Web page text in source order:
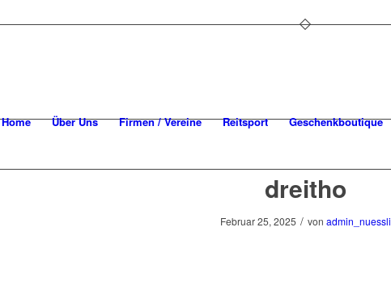
Home Über Uns Firmen / Vereine Reitsport Geschenkboutique
dreitho
Februar 25, 2025 / von admin_nuessli